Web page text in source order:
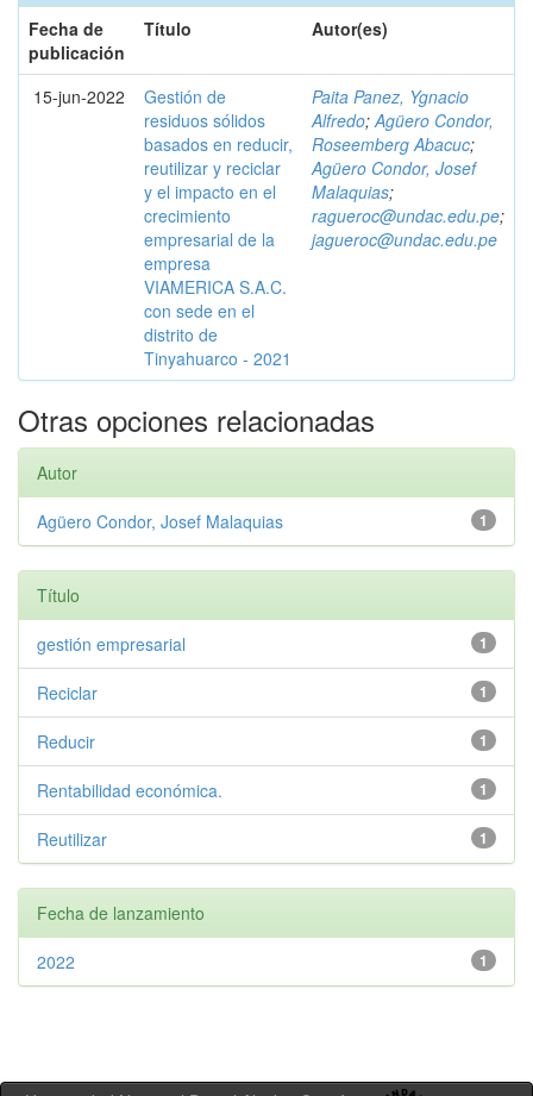
Fecha de
publicación
Título Autor(es)
15-jun-2022
Gestión de
residuos sólidos
basados en reducir,
reutilizar y reciclar
y el impacto en el
crecimiento
empresarial de la
empresa
VIAMERICA S.A.C.
con sede en el
distrito de
Tinyahuarco - 2021
Paita Panez, Ygnacio
Alfredo;Agüero Condor,
Roseemberg Abacuc;
Agüero Condor, Josef
Malaquias;
ragueroc@undac.edu.pe;
jagueroc@undac.edu.pe
Otras opciones relacionadas
Autor
1
Agüero Condor, Josef Malaquias
Título
1
gestión empresarial
1
Reciclar
1
Reducir
1
Rentabilidad económica.
1
Reutilizar
Fecha de lanzamiento
1
2022